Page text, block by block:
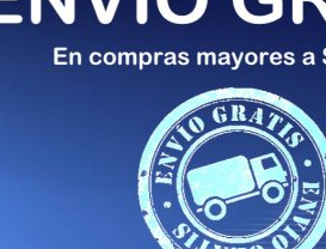
CATEGORÍAS